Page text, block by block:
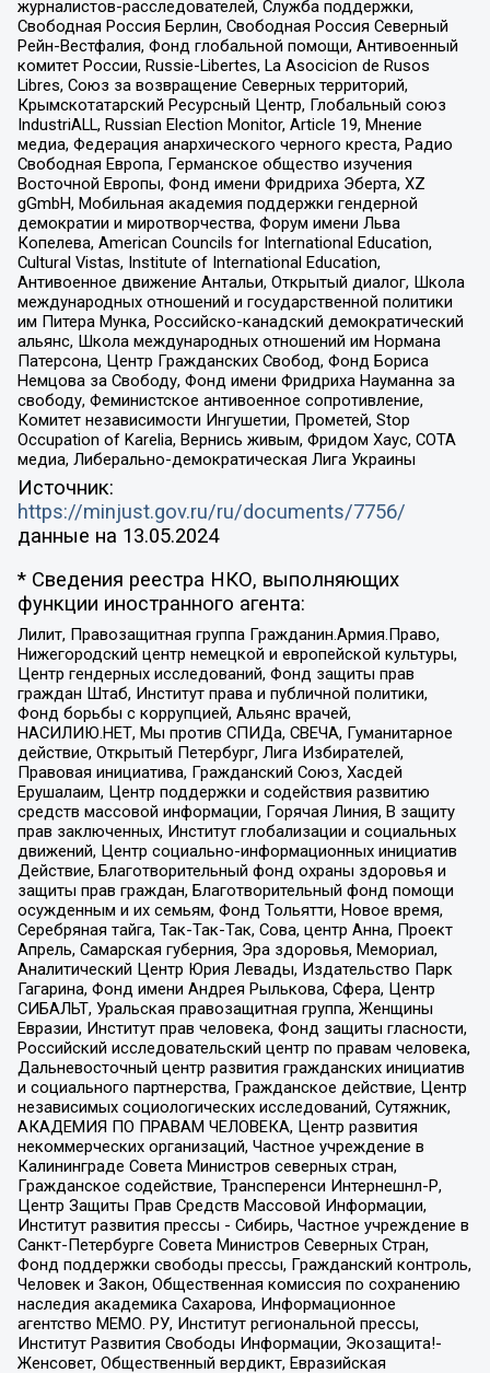
журналистов-расследователей, Служба поддержки,
Свободная Россия Берлин, Свободная Россия Северный
Рейн-Вестфалия, Фонд глобальной помощи, Антивоенный
комитет России, Russie-Libertes, La Asocicion de Rusos
Libres, Союз за возвращение Северных территорий,
Крымскотатарский Ресурсный Центр, Глобальный союз
IndustriALL, Russian Election Monitor, Article 19, Мнение
медиа, Федерация анархического черного креста, Радио
Свободная Европа, Германское общество изучения
Восточной Европы, Фонд имени Фридриха Эберта, XZ
gGmbH, Мобильная академия поддержки гендерной
демократии и миротворчества, Форум имени Льва
Копелева, American Councils for International Education,
Cultural Vistas, Institute of International Education,
Антивоенное движение Антальи, Открытый диалог, Школа
международных отношений и государственной политики
им Питера Мунка, Российско-канадский демократический
альянс, Школа международных отношений им Нормана
Патерсона, Центр Гражданских Свобод, Фонд Бориса
Немцова за Свободу, Фонд имени Фридриха Науманна за
свободу, Феминистское антивоенное сопротивление,
Комитет независимости Ингушетии, Прометей, Stop
Occupation of Karelia, Вернись живым, Фридом Хаус, СОТА
медиа, Либерально-демократическая Лига Украины
Источник:
https://minjust.gov.ru/ru/documents/7756/
данные на 13.05.2024
* Сведения реестра НКО, выполняющих
функции иностранного агента:
Лилит, Правозащитная группа Гражданин.Армия.Право,
Нижегородский центр немецкой и европейской культуры,
Центр гендерных исследований, Фонд защиты прав
граждан Штаб, Институт права и публичной политики,
Фонд борьбы с коррупцией, Альянс врачей,
НАСИЛИЮ.НЕТ, Мы против СПИДа, СВЕЧА, Гуманитарное
действие, Открытый Петербург, Лига Избирателей,
Правовая инициатива, Гражданский Союз, Хасдей
Ерушалаим, Центр поддержки и содействия развитию
средств массовой информации, Горячая Линия, В защиту
прав заключенных, Институт глобализации и социальных
движений, Центр социально-информационных инициатив
Действие, Благотворительный фонд охраны здоровья и
защиты прав граждан, Благотворительный фонд помощи
осужденным и их семьям, Фонд Тольятти, Новое время,
Серебряная тайга, Так-Так-Так, Сова, центр Анна, Проект
Апрель, Самарская губерния, Эра здоровья, Мемориал,
Аналитический Центр Юрия Левады, Издательство Парк
Гагарина, Фонд имени Андрея Рылькова, Сфера, Центр
СИБАЛЬТ, Уральская правозащитная группа, Женщины
Евразии, Институт прав человека, Фонд защиты гласности,
Российский исследовательский центр по правам человека,
Дальневосточный центр развития гражданских инициатив
и социального партнерства, Гражданское действие, Центр
независимых социологических исследований, Сутяжник,
АКАДЕМИЯ ПО ПРАВАМ ЧЕЛОВЕКА, Центр развития
некоммерческих организаций, Частное учреждение в
Калининграде Совета Министров северных стран,
Гражданское содействие, Трансперенси Интернешнл-Р,
Центр Защиты Прав Средств Массовой Информации,
Институт развития прессы - Сибирь, Частное учреждение в
Санкт-Петербурге Совета Министров Северных Стран,
Фонд поддержки свободы прессы, Гражданский контроль,
Человек и Закон, Общественная комиссия по сохранению
наследия академика Сахарова, Информационное
агентство МЕМО. РУ, Институт региональной прессы,
Институт Развития Свободы Информации, Экозащита!-
Женсовет, Общественный вердикт, Евразийская